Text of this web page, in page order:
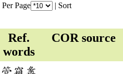
Per Page | Sort
Ref.
words
COR source
管窺蠡